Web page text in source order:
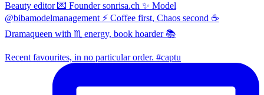
Beauty editor 💌 Founder sonrisa.ch ✨ Model
@bibamodelmanagement ⚡ Coffee first, Chaos second ☕
Dramaqueen with ♏ energy, book hoarder 📚
Recent favourites, in no particular order. #captu